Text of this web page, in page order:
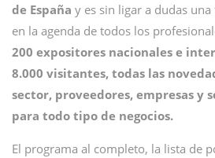
de España y es sin ligar a dudas
en la agenda de todos los
200 expositores nacionales e
8.000 visitantes, todas las
sector, proveedores, empresas y
para todo tipo de negocios.
El programa al completo, la lista de